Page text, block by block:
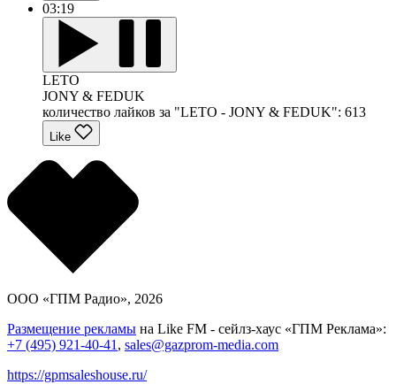
03:19
LETO
JONY & FEDUK
количество лайков за "LETO - JONY & FEDUK": 613
Like
ООО «ГПМ Радио», 2026
Размещение рекламы на Like FM - сейлз-хаус «ГПМ Реклама»:
+7 (495) 921-40-41 , sales@gazprom-media.com
https://gpmsaleshouse.ru/